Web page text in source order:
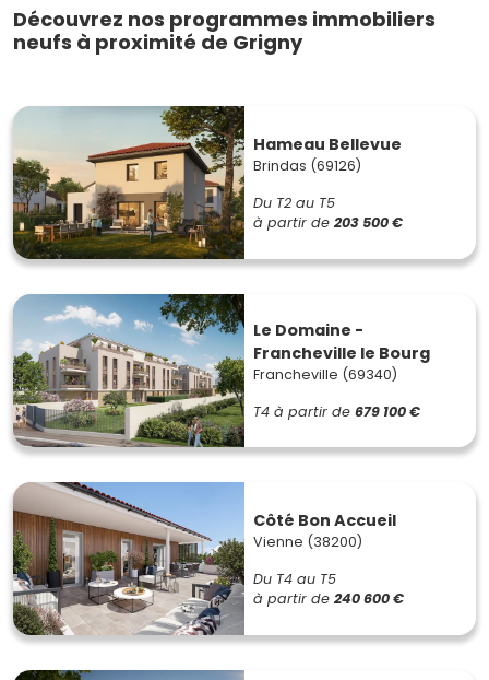
Découvrez nos programmes immobiliers
neufs à proximité de Grigny
Hameau Bellevue
Brindas (69126)
Du T2 au T5
à partir de 203 500 €
Le Domaine -
Francheville le Bourg
Francheville (69340)
T4 à partir de 679 100 €
Côté Bon Accueil
Vienne (38200)
Du T4 au T5
à partir de 240 600 €